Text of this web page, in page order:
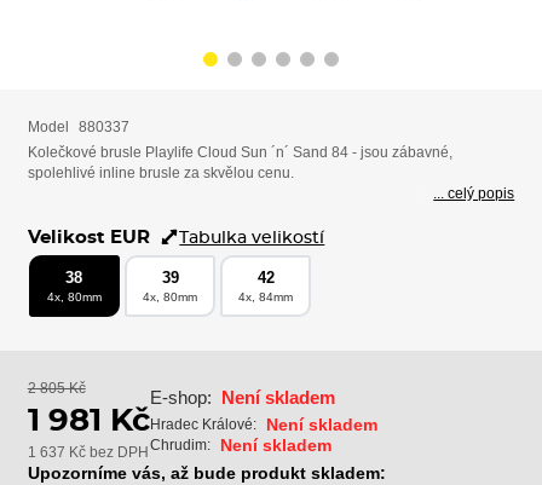
Model
880337
Kolečkové brusle Playlife Cloud Sun ´n´ Sand 84 - jsou zábavné,
spolehlivé inline brusle za skvělou cenu.
... celý popis
Velikost EUR Tabulka velikostí
38
4x, 80mm
39
4x, 80mm
42
4x, 84mm
2 805 Kč
1 981 Kč
1 637 Kč bez DPH
E-shop: Není skladem
Hradec Králové: Není skladem
Chrudim:
Není skladem
Upozorníme vás, až bude produkt skladem: